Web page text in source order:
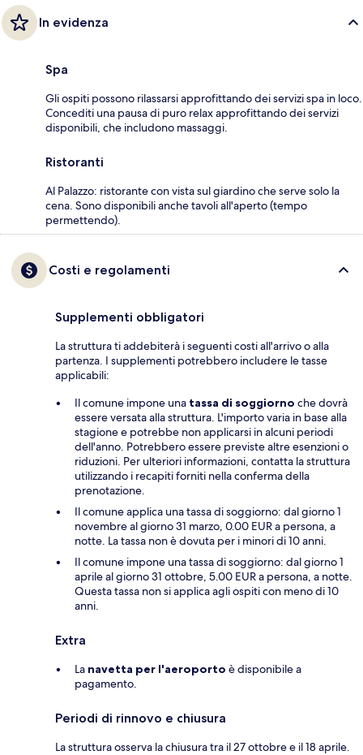
In evidenza
Spa
Gli ospiti possono rilassarsi approfittando dei servizi spa in loco.
Concediti una pausa di puro relax approfittando dei servizi
disponibili, che includono massaggi.
Ristoranti
Al Palazzo: ristorante con vista sul giardino che serve solo la
cena. Sono disponibili anche tavoli all'aperto (tempo
permettendo).
Costi e regolamenti
Supplementi obbligatori
La struttura ti addebiterà i seguenti costi all'arrivo o alla
partenza. I supplementi potrebbero includere le tasse
applicabili:
Il comune impone una tassa di soggiorno che dovrà
essere versata alla struttura. L'importo varia in base alla
stagione e potrebbe non applicarsi in alcuni periodi
dell'anno. Potrebbero essere previste altre esenzioni o
riduzioni. Per ulteriori informazioni, contatta la struttura
utilizzando i recapiti forniti nella conferma della
prenotazione.
Il comune applica una tassa di soggiorno: dal giorno 1
novembre al giorno 31 marzo, 0.00 EUR a persona, a
notte. La tassa non è dovuta per i minori di 10 anni.
Il comune impone una tassa di soggiorno: dal giorno 1
aprile al giorno 31 ottobre, 5.00 EUR a persona, a notte.
Questa tassa non si applica agli ospiti con meno di 10
anni.
Extra
La navetta per l'aeroporto è disponibile a
pagamento.
Periodi di rinnovo e chiusura
La struttura osserva la chiusura tra il 27 ottobre e il 18 aprile.